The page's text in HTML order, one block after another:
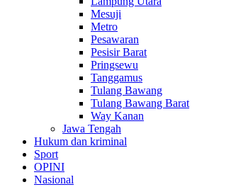
Mesuji
Metro
Pesawaran
Pesisir Barat
Pringsewu
Tanggamus
Tulang Bawang
Tulang Bawang Barat
Way Kanan
Jawa Tengah
Hukum dan kriminal
Sport
OPINI
Nasional